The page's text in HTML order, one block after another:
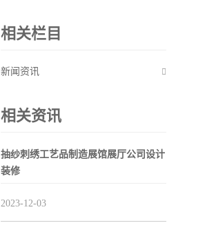
相关栏目
新闻资讯
相关资讯
抽纱刺绣工艺品制造展馆展厅公司设计
装修
2023-12-03